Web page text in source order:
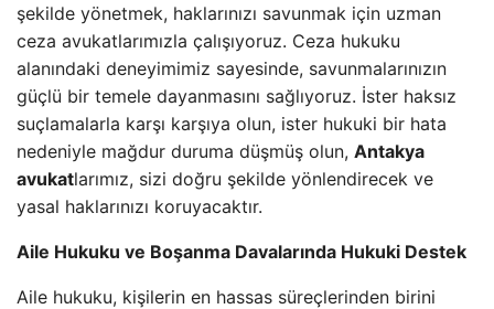
şekilde yönetmek, haklarınızı savunmak için uzman
ceza avukatlarımızla çalışıyoruz. Ceza hukuku
alanındaki deneyimimiz sayesinde, savunmalarınızın
güçlü bir temele dayanmasını sağlıyoruz. İster haksız
suçlamalarla karşı karşıya olun, ister hukuki bir hata
nedeniyle mağdur duruma düşmüş olun, Antakya
avukatlarımız, sizi doğru şekilde yönlendirecek ve
yasal haklarınızı koruyacaktır.
Aile Hukuku ve Boşanma Davalarında Hukuki Destek
Aile hukuku, kişilerin en hassas süreçlerinden birini